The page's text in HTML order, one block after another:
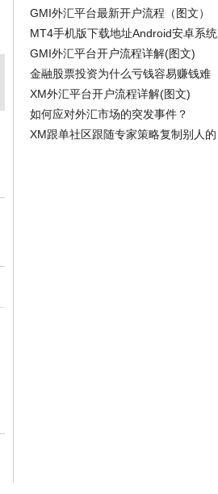
GMI外汇平台最新开户流程（图文）
MT4手机版下载地址Android安卓系统
GMI外汇平台开户流程详解(图文)
金融股票投资为什么亏钱容易赚钱难
XM外汇平台开户流程详解(图文)
如何应对外汇市场的突发事件？
XM跟单社区跟随专家策略复制别人的